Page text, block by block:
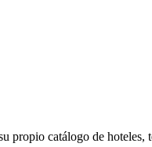
propio catálogo de hoteles,